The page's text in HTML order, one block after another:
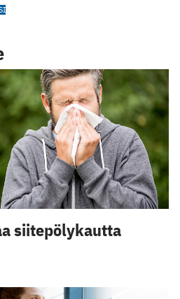
siitepölykautta